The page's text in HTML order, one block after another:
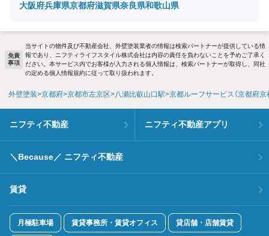
大阪府兵庫県京都府滋賀県奈良県和歌山県
免責
事項
当サイトの物件及び不動産会社、外壁塗装業者の情報は検索パートナーが提供している情
報であり、ニフティライフスタイル株式会社は内容の責任を負わないことを予めご了承く
ださい。本サービス内でお客様が入力される個人情報は、検索パートナーが取得し、同社
の定める個人情報規約に従って取り扱われます。
外壁塗装 京都府 京都市左京区 八瀬比叡山口駅 京都ルーフサービス（京都府
ニフティ不動産 ニフティ不動産アプリ
＼Because／ ニフティ不動産
賃貸
月極駐車場 賃貸事務所・賃貸オフィス 貸店舗・店舗賃貸